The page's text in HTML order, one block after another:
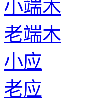
小端木
老端木
小应
老应